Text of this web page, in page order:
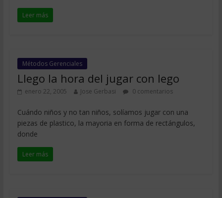
Leer más
Métodos Gerenciales
Llego la hora del jugar con lego
enero 22, 2005 Jose Gerbasi 0 comentarios
Cuándo niños y no tan niños, solíamos jugar con una
piezas de plastico, la mayoria en forma de rectángulos,
donde
Leer más